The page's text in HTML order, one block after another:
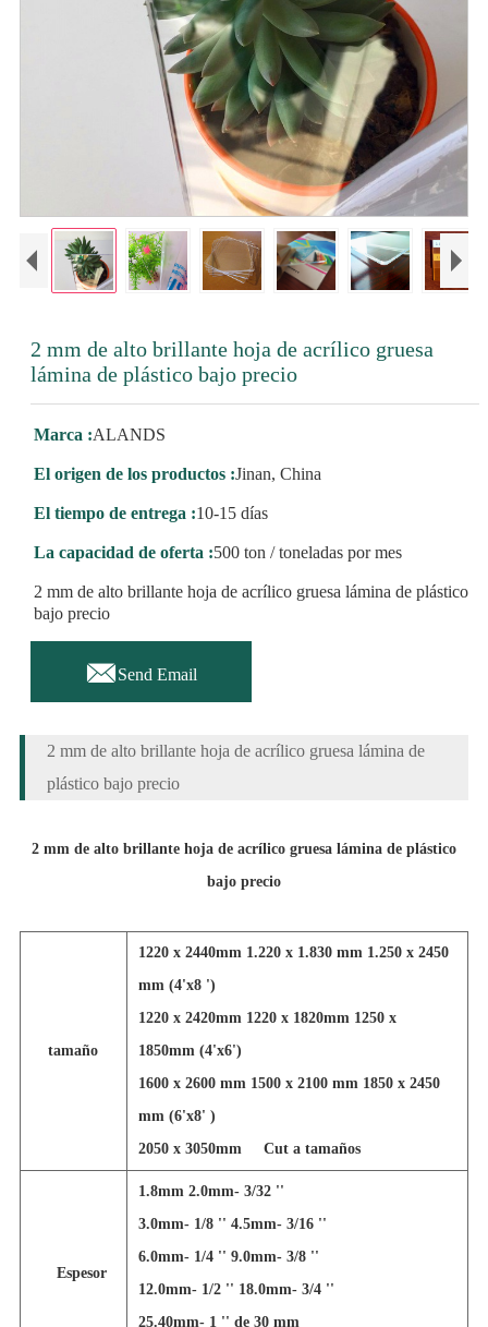
2 mm de alto brillante hoja de acrílico gruesa
lámina de plástico bajo precio
Marca :ALANDS
El origen de los productos :Jinan, China
El tiempo de entrega :10-15 días
La capacidad de oferta :500 ton / toneladas por mes
2 mm de alto brillante hoja de acrílico gruesa lámina de plástico
bajo precio
Send Email
2 mm de alto brillante hoja de acrílico gruesa lámina de
plástico bajo precio
2 mm de alto brillante hoja de acrílico gruesa lámina de plástico
bajo precio
tamaño
1220 x 2440mm 1.220 x 1.830 mm 1.250 x 2450
mm (4'x8 ')
1220 x 2420mm 1220 x 1820mm 1250 x
1850mm (4'x6')
1600 x 2600 mm 1500 x 2100 mm 1850 x 2450
mm (6'x8' )
2050 x 3050mm Cut a tamaños
Espesor
1.8mm 2.0mm- 3/32 ''
3.0mm- 1/8 '' 4.5mm- 3/16 ''
6.0mm- 1/4 '' 9.0mm- 3/8 ''
12.0mm- 1/2 '' 18.0mm- 3/4 ''
25.40mm- 1 '' de 30 mm